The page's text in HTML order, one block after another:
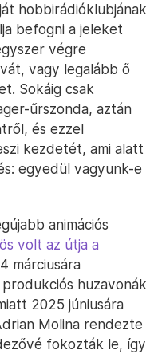
hobbirádióklubjának
befogni a jeleket
végre
vagy legalább ő
Sokáig csak
űrszonda, aztán
és ezzel
kezdetét, ami alatt
egyedül vagyunk-e
animációs
volt az útja a
márciusára
huzavonák
2025 júniusára
Molina rendezte
fokozták le, így